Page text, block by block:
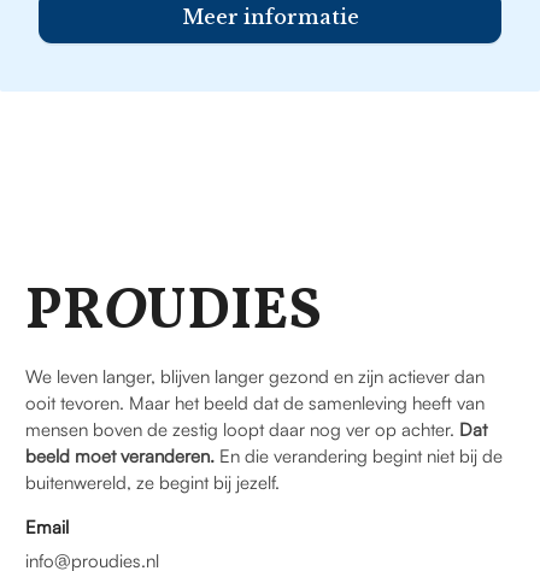
Meer informatie
PROUDIES
We leven langer, blijven langer gezond en zijn actiever dan
ooit tevoren. Maar het beeld dat de samenleving heeft van
mensen boven de zestig loopt daar nog ver op achter. Dat
beeld moet veranderen. En die verandering begint niet bij de
buitenwereld, ze begint bij jezelf.
Email
info@proudies.nl